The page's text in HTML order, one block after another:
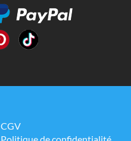
CGV
Politique de confidentialité